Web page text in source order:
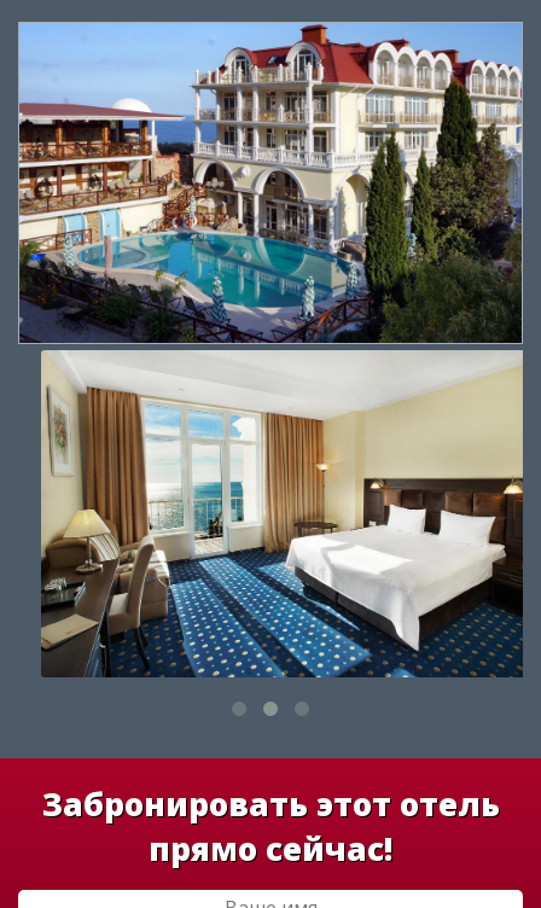
Забронировать этот отель
прямо сейчас!